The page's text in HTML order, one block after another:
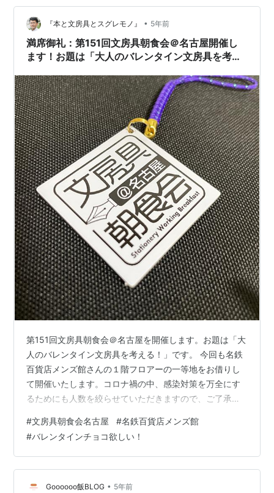
けた😞（ワタシにも頂戴！！） ピカチューの缶、これは
なかなか捨てられないな、 お茶のチョコも興味深々、抹
茶・ほうじ茶・玄米茶。なかなか…
『本と文房具とスグレモノ』 • 5年前
満席御礼：第151回文房具朝食会＠名古屋開催し
ます！お題は「大人のバレンタイン文房具を考え
第151回文房具朝食会＠名古屋を開催します。お題は「大
人のバレンタイン文房具を考える！」です。 今回も名鉄
百貨店メンズ館さんの１階フロアーの一等地をお借りし
て開催いたします。コロナ禍の中、感染対策を万全にす
るためにも人数を絞らせていただきますので、ご了承く
バレンタインにふさわしい文房具、もらいたい文房具、
贈りたい文房具何でも良いですので語り合いましょう。
名鉄百貨店さんのご好意でTSUTAYAシェアラウンジ（本
館８階）の割引券がもらえちゃいますので、僕はそれが
楽しみです。終わり次第思い切り本を読んで帰ります
#文房具朝食会名古屋 #名鉄百貨店メンズ館
#バレンタインチョコ欲しい！
Goooooo飯BLOG • 5年前